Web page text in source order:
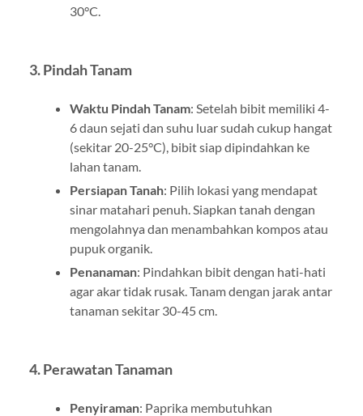
30°C.
3. Pindah Tanam
Waktu Pindah Tanam: Setelah bibit memiliki 4-
6 daun sejati dan suhu luar sudah cukup hangat
(sekitar 20-25°C), bibit siap dipindahkan ke
lahan tanam.
Persiapan Tanah: Pilih lokasi yang mendapat
sinar matahari penuh. Siapkan tanah dengan
mengolahnya dan menambahkan kompos atau
pupuk organik.
Penanaman: Pindahkan bibit dengan hati-hati
agar akar tidak rusak. Tanam dengan jarak antar
tanaman sekitar 30-45 cm.
4. Perawatan Tanaman
Penyiraman: Paprika membutuhkan